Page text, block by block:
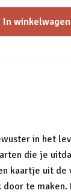
In winkelwagen
in het
die je
kaartje uit
te maken.